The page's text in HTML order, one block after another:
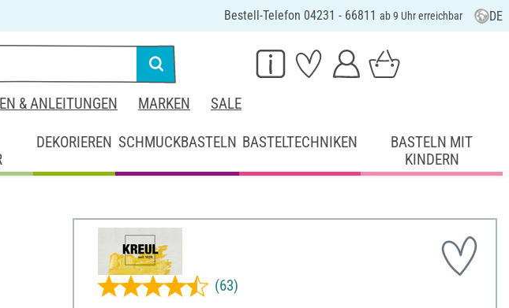
Bestell-Telefon 04231 - 66811 ab 9 Uhr erreichbar DE
& ANLEITUNGEN MARKEN SALE
DEKORIEREN SCHMUCKBASTELN BASTELTECHNIKEN
BASTELN MIT
KINDERN
(63)